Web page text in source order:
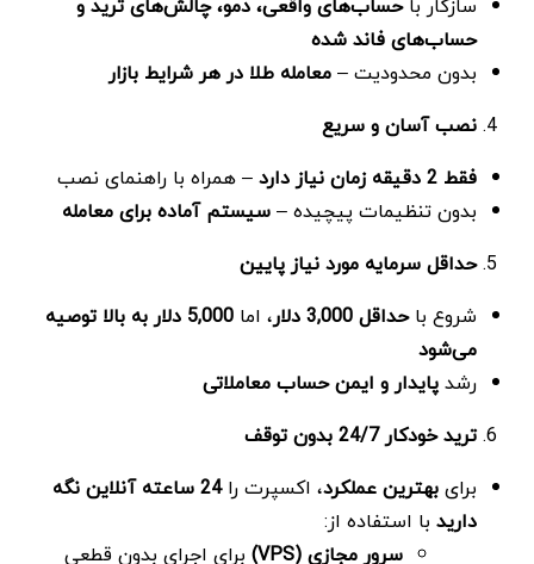
حساب‌های فاند شده
بدون محدودیت –معامله طلا در هر شرایط بازار
نصب آسان و سریع
فقط 2 دقیقه زمان نیاز دارد
– همراه با راهنمای نصب
بدون تنظیمات پیچیده –سیستم آماده برای معامله
حداقل سرمایه مورد نیاز پایین
شروع باحداقل 3,000 دلار ، اما 5,000 دلار به بالا توصیه
می‌شود
رشدپایدار و ایمن حساب معاملاتی
ترید خودکار 24/7 بدون توقف
برایبهترین عملکرد، اکسپرت را24ساعته آنلاین نگه
دارید با استفاده از:
سرور مجازی(VPS) برای اجرای بدون قطعی